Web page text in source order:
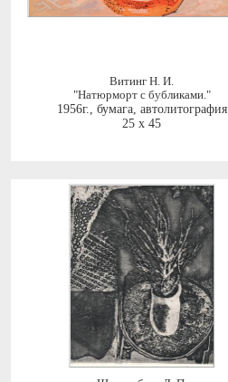
Витинг Н. И.
"Натюрморт с бубликами."
1956г., бумага, автолитография
25 x 45